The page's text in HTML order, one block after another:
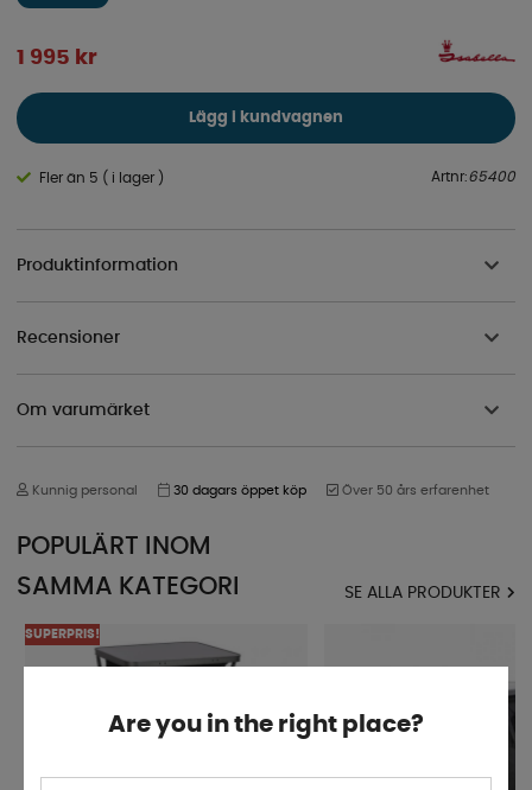
uttagstorn och laddningsplatta. Mått: 84 x 50 x 81 cm. Vikt: 10
1 995 kr
Lägg i kundvagnen
Fler än 5 ( i lager ) Artnr:65400
Produktinformation
Recensioner
Om varumärket
Kunnig personal 30 dagars öppet köp Över 50 års erfarenhet
POPULÄRT INOM
SAMMA KATEGORI
SE ALLA PRODUKTER
SUPERPRIS!
Are you in the right place?